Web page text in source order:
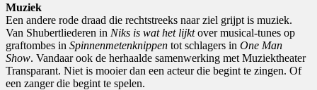
Muziek
Een andere rode draad die rechtstreeks naar ziel grijpt is muziek.
Van Shubertliederen in Niks is wat het lijktover musical-tunes op
graftombes in Spinnenmetenknippen tot schlagers in One Man
Show. Vandaar ook de herhaalde samenwerking met Muziektheater
Transparant. Niet is mooier dan een acteur die begint te zingen. Of
een zanger die begint te spelen.